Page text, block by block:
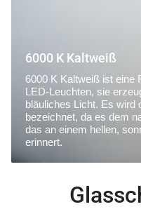
6000 K Kaltweiß
6000 K Kaltweiß ist eine
LED-Leuchten, sie
bläuliches Licht. Es wird
bezeichnet, da es dem
das an einem hellen,
erinnert.